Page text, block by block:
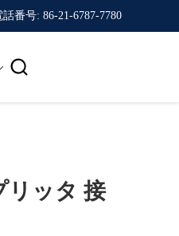
話番号: 86-21-6787-7780

リッタ 接